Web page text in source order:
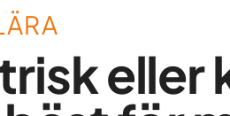
eller